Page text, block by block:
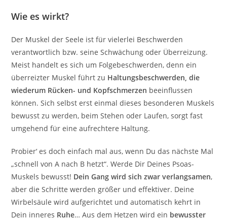
Wie es wirkt?
Der Muskel der Seele ist für vielerlei Beschwerden
verantwortlich bzw. seine Schwächung oder Überreizung.
Meist handelt es sich um Folgebeschwerden, denn ein
überreizter Muskel führt zu Haltungsbeschwerden, die
wiederum Rücken- und Kopfschmerzen beeinflussen
können. Sich selbst erst einmal dieses besonderen Muskels
bewusst zu werden, beim Stehen oder Laufen, sorgt fast
umgehend für eine aufrechtere Haltung.
Probier‘ es doch einfach mal aus, wenn Du das nächste Mal
„schnell von A nach B hetzt“. Werde Dir Deines Psoas-
Muskels bewusst! Dein Gang wird sich zwar verlangsamen,
aber die Schritte werden größer und effektiver. Deine
Wirbelsäule wird aufgerichtet und automatisch kehrt in
Dein inneres Ruhe… Aus dem Hetzen wird ein bewusster